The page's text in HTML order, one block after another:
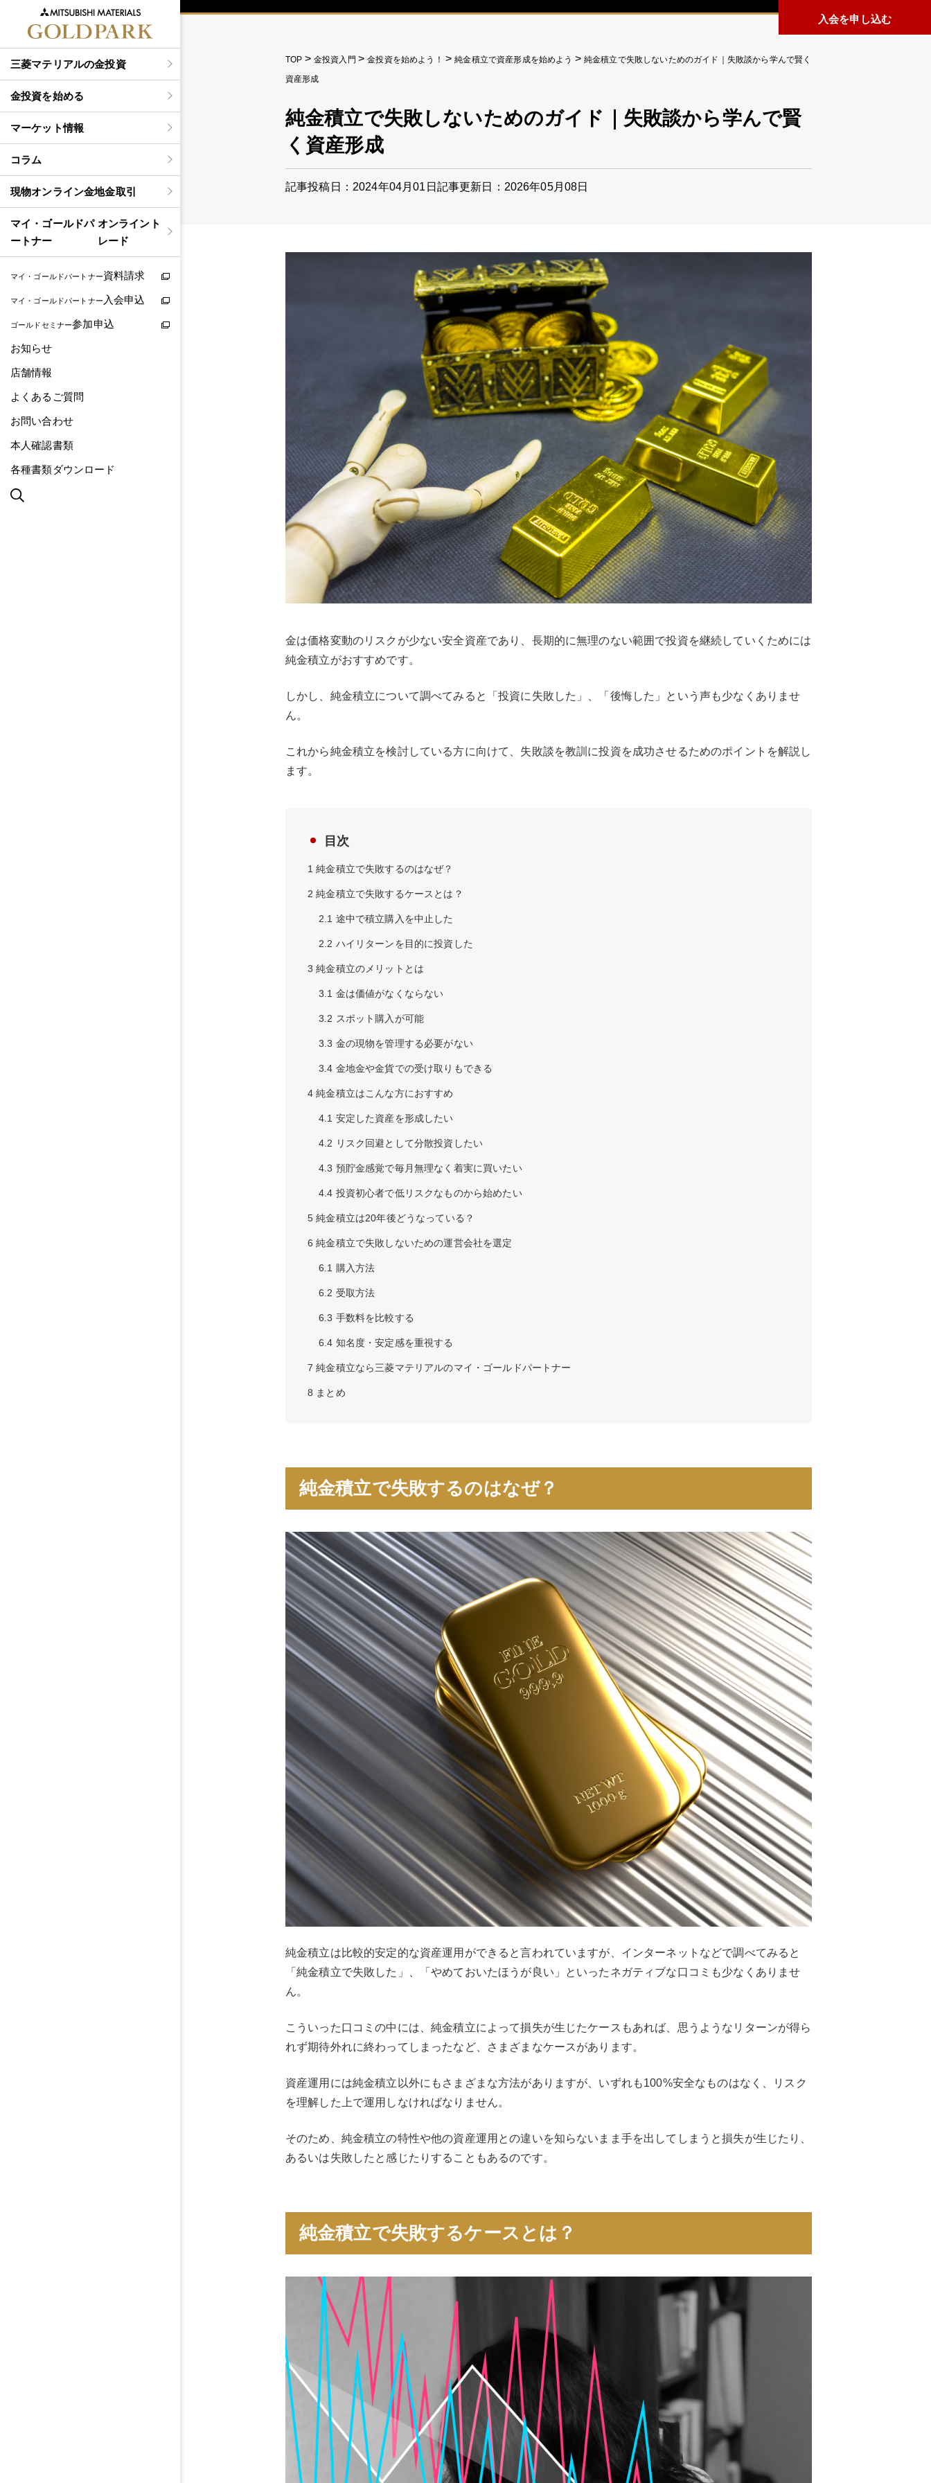
入会を申し込む
三菱マテリアルの金投資
金投資を始める
マーケット情報
コラム
現物オンライン金地金取引
マイ・ゴールドパ
ートナー
オンライント
レード
マイ・ゴールドパートナー資料請求
マイ・ゴールドパートナー 入会申込
ゴールドセミナー参加申込
お知らせ
店舗情報
よくあるご質問
お問い合わせ
本人確認書類
各種書類ダウンロード
TOP > 金投資入門 >金投資を始めよう！ >純金積立で資産形成を始めよう > 純金積立で失敗しないためのガイド｜失敗談から学んで賢く
資産形成
純金積立で失敗しないためのガイド｜失敗談から学んで賢
く資産形成
記事投稿日：2024年04月01日 記事更新日：2026年05月08日
金は価格変動のリスクが少ない安全資産であり、長期的に無理のない範囲で投資を継続していくためには
純金積立がおすすめです。
しかし、純金積立について調べてみると「投資に失敗した」、「後悔した」という声も少なくありませ
ん。
これから純金積立を検討している方に向けて、失敗談を教訓に投資を成功させるためのポイントを解説し
ます。
目次
1 純金積立で失敗するのはなぜ？
2 純金積立で失敗するケースとは？
2.1 途中で積立購入を中止した
2.2 ハイリターンを目的に投資した
3 純金積立のメリットとは
3.1 金は価値がなくならない
3.2 スポット購入が可能
3.3 金の現物を管理する必要がない
3.4 金地金や金貨での受け取りもできる
4 純金積立はこんな方におすすめ
4.1 安定した資産を形成したい
4.2 リスク回避として分散投資したい
4.3 預貯金感覚で毎月無理なく着実に買いたい
4.4 投資初心者で低リスクなものから始めたい
5 純金積立は20年後どうなっている？
6 純金積立で失敗しないための運営会社を選定
6.1 購入方法
6.2 受取方法
6.3 手数料を比較する
6.4 知名度・安定感を重視する
7 純金積立なら三菱マテリアルのマイ・ゴールドパートナー
8 まとめ
純金積立で失敗するのはなぜ？
純金積立は比較的安定的な資産運用ができると言われていますが、インターネットなどで調べてみると
「純金積立で失敗した」、「やめておいたほうが良い」といったネガティブな口コミも少なくありませ
ん。
こういった口コミの中には、純金積立によって損失が生じたケースもあれば、思うようなリターンが得ら
れず期待外れに終わってしまったなど、さまざまなケースがあります。
資産運用には純金積立以外にもさまざまな方法がありますが、いずれも100%安全なものはなく、リスク
を理解した上で運用しなければなりません。
そのため、純金積立の特性や他の資産運用との違いを知らないまま手を出してしまうと損失が生じたり、
あるいは失敗したと感じたりすることもあるのです。
純金積立で失敗するケースとは？